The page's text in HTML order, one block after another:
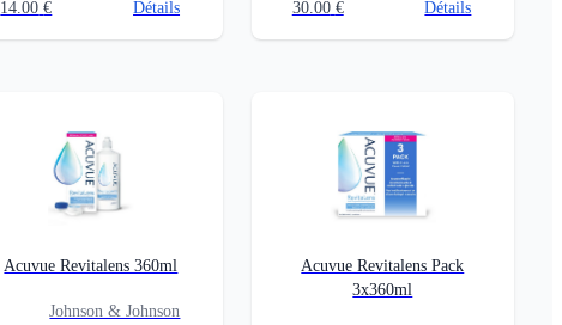
14.00 € Détails 30.00 € Détails
Acuvue Revitalens 360ml
Johnson & Johnson
Acuvue Revitalens Pack
3x360ml